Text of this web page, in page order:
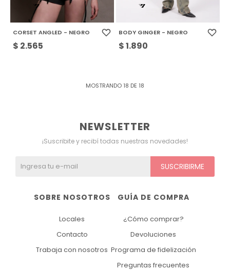
CORSET ANGLED - NEGRO
$ 2.565
BODY GINGER - NEGRO
$1.890
MOSTRANDO 18 DE 18
GUÍA DE COMPRA
¿Cómo comprar?
Devoluciones
Programa de fidelización
Preguntas frecuentes
SOBRE NOSOTROS
Locales
Contacto
Trabaja con nosotros
NEWSLETTER
¡Suscribite y recibí todas nuestras novedades!
SUSCRIBIRME